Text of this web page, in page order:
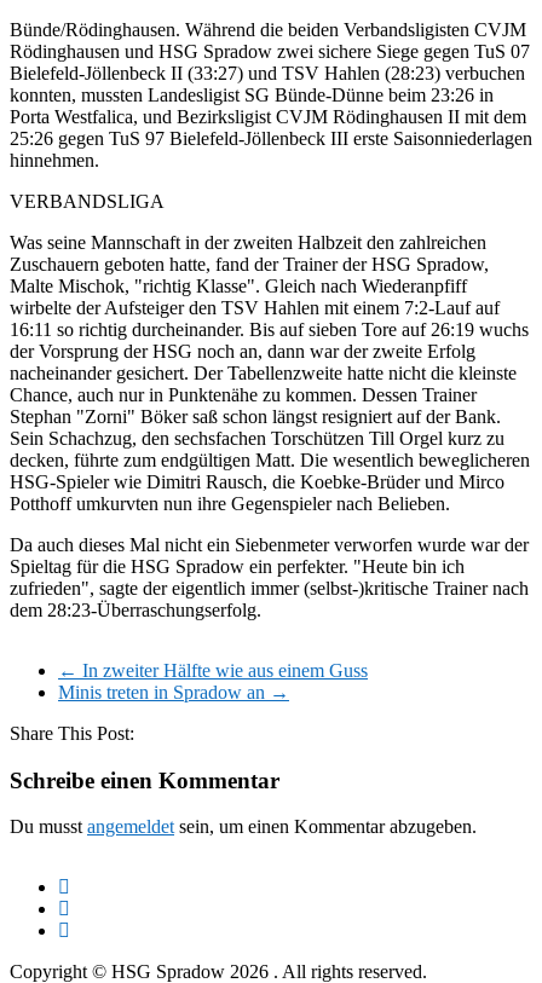
Bünde/Rödinghausen. Während die beiden Verbandsligisten CVJM
Rödinghausen und HSG Spradow zwei sichere Siege gegen TuS 07
Bielefeld-Jöllenbeck II (33:27) und TSV Hahlen (28:23) verbuchen
konnten, mussten Landesligist SG Bünde-Dünne beim 23:26 in
Porta Westfalica, und Bezirksligist CVJM Rödinghausen II mit dem
25:26 gegen TuS 97 Bielefeld-Jöllenbeck III erste Saisonniederlagen
hinnehmen.
VERBANDSLIGA
Was seine Mannschaft in der zweiten Halbzeit den zahlreichen
Zuschauern geboten hatte, fand der Trainer der HSG Spradow,
Malte Mischok, "richtig Klasse". Gleich nach Wiederanpfiff
wirbelte der Aufsteiger den TSV Hahlen mit einem 7:2-Lauf auf
16:11 so richtig durcheinander. Bis auf sieben Tore auf 26:19 wuchs
der Vorsprung der HSG noch an, dann war der zweite Erfolg
nacheinander gesichert. Der Tabellenzweite hatte nicht die kleinste
Chance, auch nur in Punktenähe zu kommen. Dessen Trainer
Stephan "Zorni" Böker saß schon längst resigniert auf der Bank.
Sein Schachzug, den sechsfachen Torschützen Till Orgel kurz zu
decken, führte zum endgültigen Matt. Die wesentlich beweglicheren
HSG-Spieler wie Dimitri Rausch, die Koebke-Brüder und Mirco
Potthoff umkurvten nun ihre Gegenspieler nach Belieben.
Da auch dieses Mal nicht ein Siebenmeter verworfen wurde war der
Spieltag für die HSG Spradow ein perfekter. "Heute bin ich
zufrieden", sagte der eigentlich immer (selbst-)kritische Trainer nach
dem 28:23-Überraschungserfolg.
← In zweiter Hälfte wie aus einem Guss
Minis treten in Spradow an →
Share This Post:
Schreibe einen Kommentar
Du musst angemeldet sein, um einen Kommentar abzugeben.
Copyright © HSG Spradow 2026 . All rights reserved.